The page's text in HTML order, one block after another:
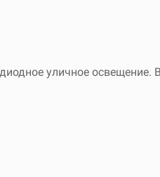
уличное освещение.